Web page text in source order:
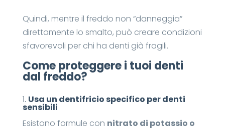
Quindi, mentre il freddo non “danneggia”
direttamente lo smalto, può creare condizioni
sfavorevoli per chi ha denti già fragili.
Come proteggere i tuoi denti
dal freddo?
1. Usa un dentifricio specifico per denti
sensibili
Esistono formule con nitrato di potassio o